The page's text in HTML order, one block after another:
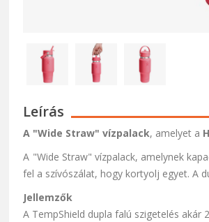
Leírás
A "Wide Straw" vízpalack, amelyet a
A "Wide Straw" vízpalack, amelynek
fel a szívószálat, hogy kortyolj egyet. A
Jellemzők
A TempShield dupla falú szigetelés